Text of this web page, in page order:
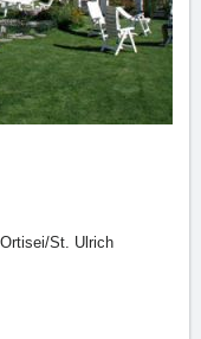
St. Ulrich